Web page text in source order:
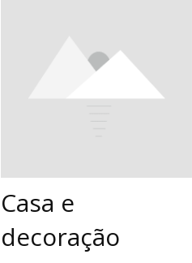
Casa e
decoração